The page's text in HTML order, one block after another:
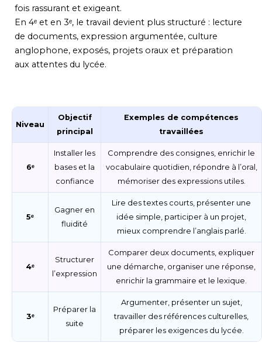
fois rassurant et exigeant.
En 4ᵉ et en 3ᵉ, le travail devient plus structuré : lecture
de documents, expression argumentée, culture
anglophone, exposés, projets oraux et préparation
aux attentes du lycée.
Niveau
Objectif
principal
Exemples de compétences
travaillées
6ᵉ
Installer les
bases et la
confiance
Comprendre des consignes, enrichir le
vocabulaire quotidien, répondre à l’oral,
mémoriser des expressions utiles.
5ᵉ
Gagner en
fluidité
Lire des textes courts, présenter une
idée simple, participer à un projet,
mieux comprendre l’anglais parlé.
4ᵉ
Structurer
l’expression
Comparer deux documents, expliquer
une démarche, organiser une réponse,
enrichir la grammaire et le lexique.
3ᵉ
Préparer la
suite
Argumenter, présenter un sujet,
travailler des références culturelles,
préparer les exigences du lycée.